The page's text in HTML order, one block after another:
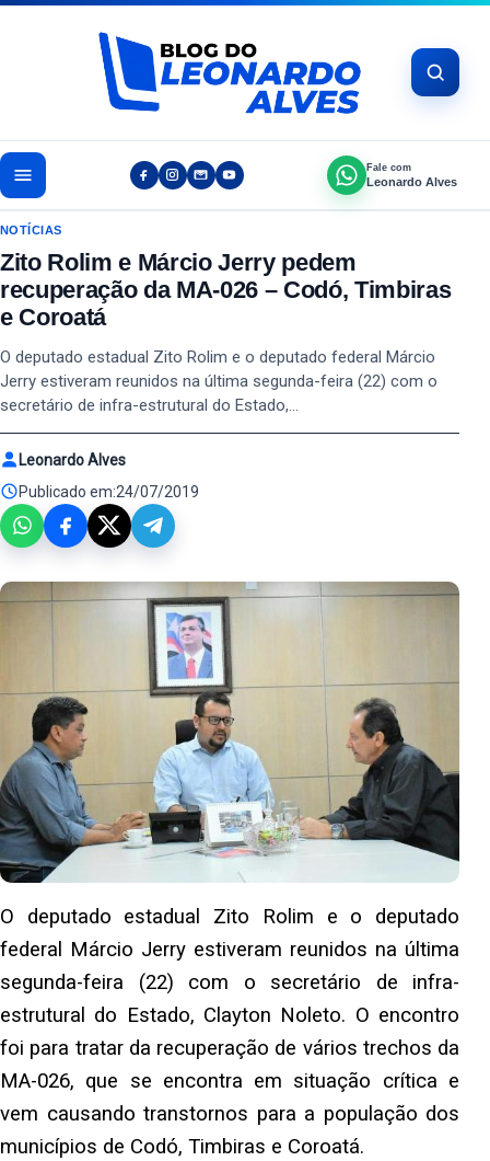
Pular para o conteúdo
Fale com
Leonardo Alves
NOTÍCIAS
Zito Rolim e Márcio Jerry pedem
recuperação da MA-026 – Codó, Timbiras
e Coroatá
O deputado estadual Zito Rolim e o deputado federal Márcio
Jerry estiveram reunidos na última segunda-feira (22) com o
secretário de infra-estrutural do Estado,…
Leonardo Alves
Publicado em:24/07/2019
O deputado estadual Zito Rolim e o deputado
federal Márcio Jerry estiveram reunidos na última
segunda-feira (22) com o secretário de infra-
estrutural do Estado, Clayton Noleto. O encontro
foi para tratar da recuperação de vários trechos da
MA-026, que se encontra em situação crítica e
vem causando transtornos para a população dos
municípios de Codó, Timbiras e Coroatá.